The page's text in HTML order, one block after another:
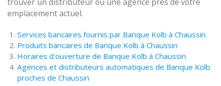
emplacement actuel.
Services bancaires fournis par Banque Kolb à Chaussin
Produits bancaires de Banque Kolb à Chaussin
Horaires d'ouverture de Banque Kolb à Chaussin
Agences et distributeurs automatiques de Banque Kolb
proches de Chaussin